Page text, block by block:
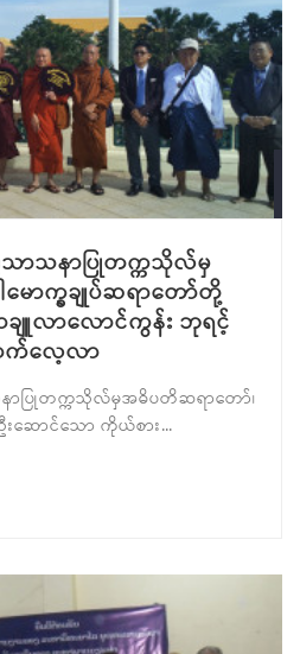
သာသနာပြုတက္ကသိုလ်မှ
ောက္ခချုပ်ဆရာတော်တို့
ျူလာလောင်ကွန်း ဘုရင့်
က်လေ့လာ
နာပြုတက္ကသိုလ်မှအဓိပတိဆရာတော်၊
းဆောင်သော ကိုယ်စား...